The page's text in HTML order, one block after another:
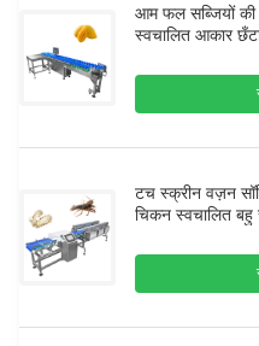
आम फल सब्जियों
स्वचालित आकार
टच स्क्रीन वज़न
चिकन स्वचालित